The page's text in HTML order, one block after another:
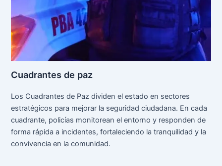
Cuadrantes de paz
Los Cuadrantes de Paz dividen el estado en sectores
estratégicos para mejorar la seguridad ciudadana. En cada
cuadrante, policías monitorean el entorno y responden de
forma rápida a incidentes, fortaleciendo la tranquilidad y la
convivencia en la comunidad.